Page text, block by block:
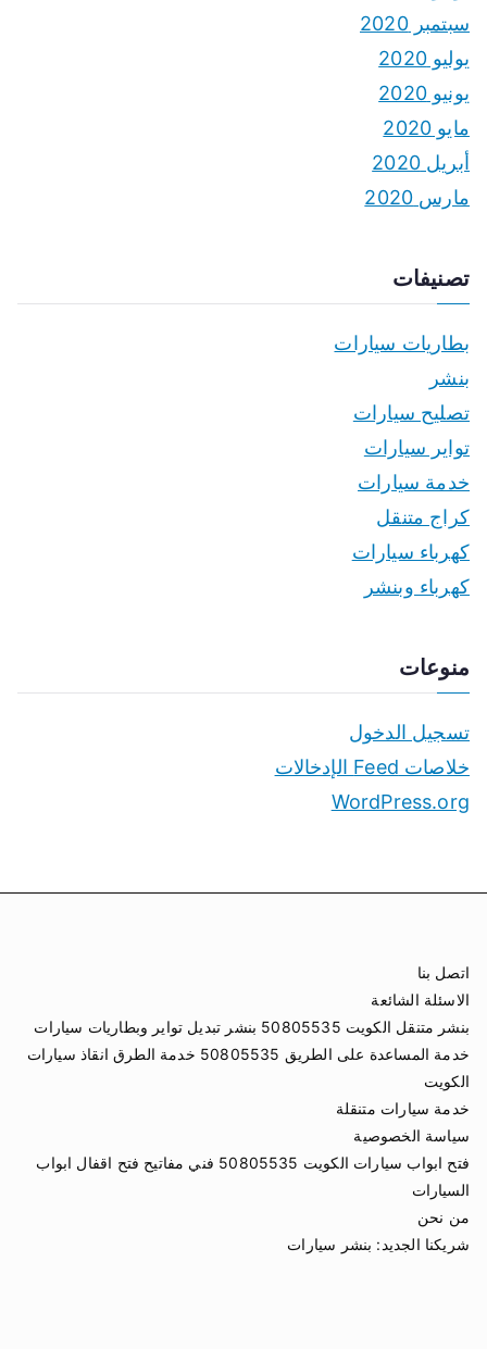
سبتمبر 2020
يوليو 2020
يونيو 2020
مايو 2020
أبريل 2020
مارس 2020
تصنيفات
بطاريات سيارات
بنشر
تصليح سيارات
تواير سيارات
خدمة سيارات
كراج متنقل
كهرباء سيارات
كهرباء وبنشر
منوعات
تسجيل الدخول
خلاصات Feed الإدخالات
WordPress.org
اتصل بنا
الاسئلة الشائعة
بنشر متنقل الكويت 50805535 بنشر تبديل تواير وبطاريات سيارات
خدمة المساعدة على الطريق 50805535 خدمة الطرق انقاذ سيارات
الكويت
خدمة سيارات متنقلة
سياسة الخصوصية
فتح ابواب سيارات الكويت 50805535 فني مفاتيح فتح اقفال ابواب
السيارات
من نحن
شريكنا الجديد: بنشر سيارات